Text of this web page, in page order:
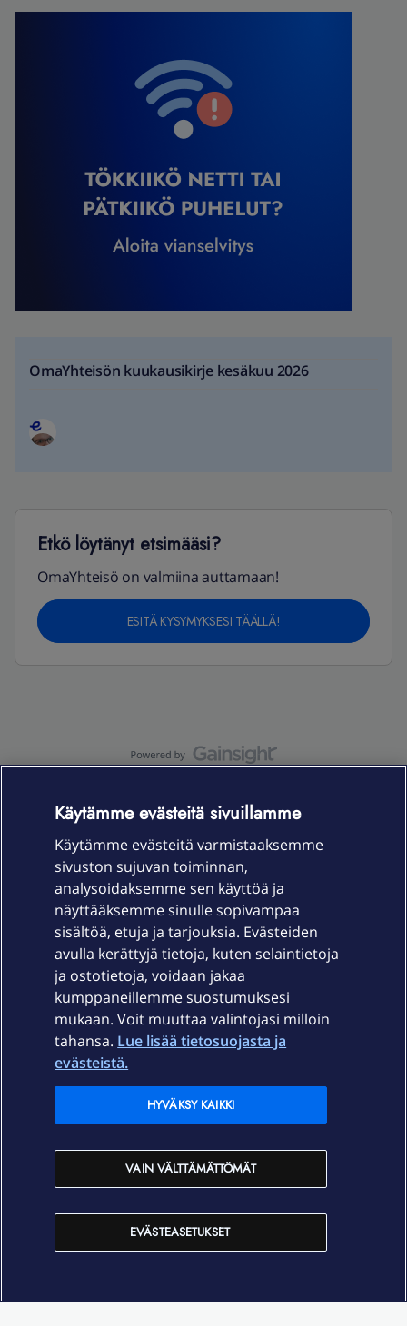
OmaYhteisön kuukausikirje kesäkuu 2026
Etkö löytänyt etsimääsi?
OmaYhteisö on valmiina auttamaan!
ESITÄ KYSYMYKSESI TÄÄLLÄ!
Laitteet & liittymät
Palvelut
Ajankohtaista
Elisa Oyj
In English
Käytämme evästeitä sivuillamme
Käytämme evästeitä varmistaaksemme
sivuston sujuvan toiminnan,
analysoidaksemme sen käyttöä ja
näyttääksemme sinulle sopivampaa
sisältöä, etuja ja tarjouksia. Evästeiden
avulla kerättyjä tietoja, kuten selaintietoja
ja ostotietoja, voidaan jakaa
kumppaneillemme suostumuksesi
mukaan. Voit muuttaa valintojasi milloin
tahansa. Lue lisää tietosuojasta ja
evästeistä.
EVÄSTEASETUKSET
VAIN VÄLTTÄMÄTTÖMÄT
HYVÄKSY KAIKKI